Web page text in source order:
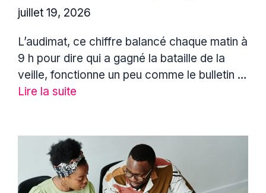
juillet 19, 2026
L’audimat, ce chiffre balancé chaque matin à
9 h pour dire qui a gagné la bataille de la
veille, fonctionne un peu comme le bulletin …
Lire la suite